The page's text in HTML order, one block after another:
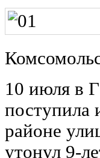
10 июля в
поступила
районе
утонул 9-